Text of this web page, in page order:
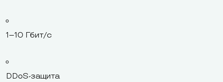
1–10 Гбит/с
DDoS-защита